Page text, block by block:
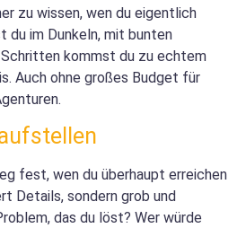
zu wissen, wen du eigentlich
du im Dunkeln, mit bunten
kommst du zu echtem
Auch ohne großes Budget für
fest, wen du überhaupt erreichen
Details, sondern grob und
das du löst? Wer würde